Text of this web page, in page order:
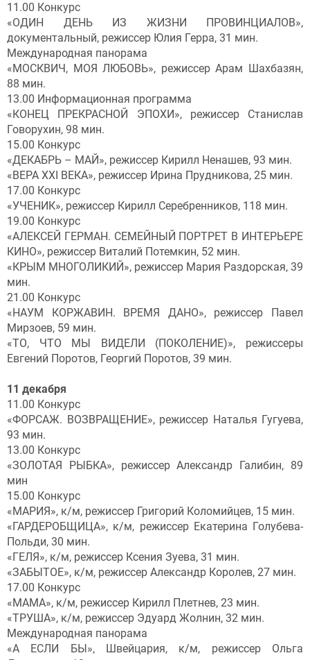
11.00 Конкурс
«ОДИН ДЕНЬ ИЗ ЖИЗНИ ПРОВИНЦИАЛОВ»,
документальный, режиссер Юлия Герра, 31 мин.
Международная панорама
«МОСКВИЧ, МОЯ ЛЮБОВЬ», режиссер Арам Шахбазян,
88 мин.
13.00 Информационная программа
«КОНЕЦ ПРЕКРАСНОЙ ЭПОХИ», режиссер Станислав
Говорухин, 98 мин.
15.00 Конкурс
«ДЕКАБРЬ – МАЙ», режиссер Кирилл Ненашев, 93 мин.
«ВЕРА XXI ВЕКА», режиссер Ирина Прудникова, 25 мин.
17.00 Конкурс
«УЧЕНИК», режиссер Кирилл Серебренников, 118 мин.
19.00 Конкурс
«АЛЕКСЕЙ ГЕРМАН. СЕМЕЙНЫЙ ПОРТРЕТ В ИНТЕРЬЕРЕ
КИНО», режиссер Виталий Потемкин, 52 мин.
«КРЫМ МНОГОЛИКИЙ», режиссер Мария Раздорская, 39
мин.
21.00 Конкурс
«НАУМ КОРЖАВИН. ВРЕМЯ ДАНО», режиссер Павел
Мирзоев, 59 мин.
«ТО, ЧТО МЫ ВИДЕЛИ (ПОКОЛЕНИЕ)», режиссеры
Евгений Поротов, Георгий Поротов, 39 мин.
11 декабря
11.00 Конкурс
«ФОРСАЖ. ВОЗВРАЩЕНИЕ», режиссер Наталья Гугуева,
93 мин.
13.00 Конкурс
«ЗОЛОТАЯ РЫБКА», режиссер Александр Галибин, 89
мин
15.00 Конкурс
«МАРИЯ», к/м, режиссер Григорий Коломийцев, 15 мин.
«ГАРДЕРОБЩИЦА», к/м, режиссер Екатерина Голубева-
Польди, 30 мин.
«ГЕЛЯ», к/м, режиссер Ксения Зуева, 31 мин.
«ЗАБЫТОЕ», к/м, режиссер Александр Королев, 27 мин.
17.00 Конкурс
«МАМА», к/м, режиссер Кирилл Плетнев, 23 мин.
«ТРУША», к/м, режиссер Эдуард Жолнин, 32 мин.
Международная панорама
«А ЕСЛИ БЫ», Швейцария, к/м, режиссер Ольга